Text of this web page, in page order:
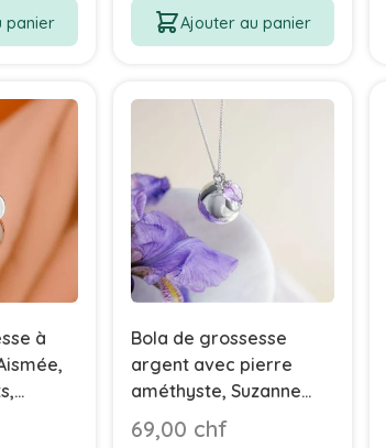
panier Ajouter au panier
à
Bola de grossesse
argent avec pierre
améthyste, Suzanne
Aismée
69,00 chf